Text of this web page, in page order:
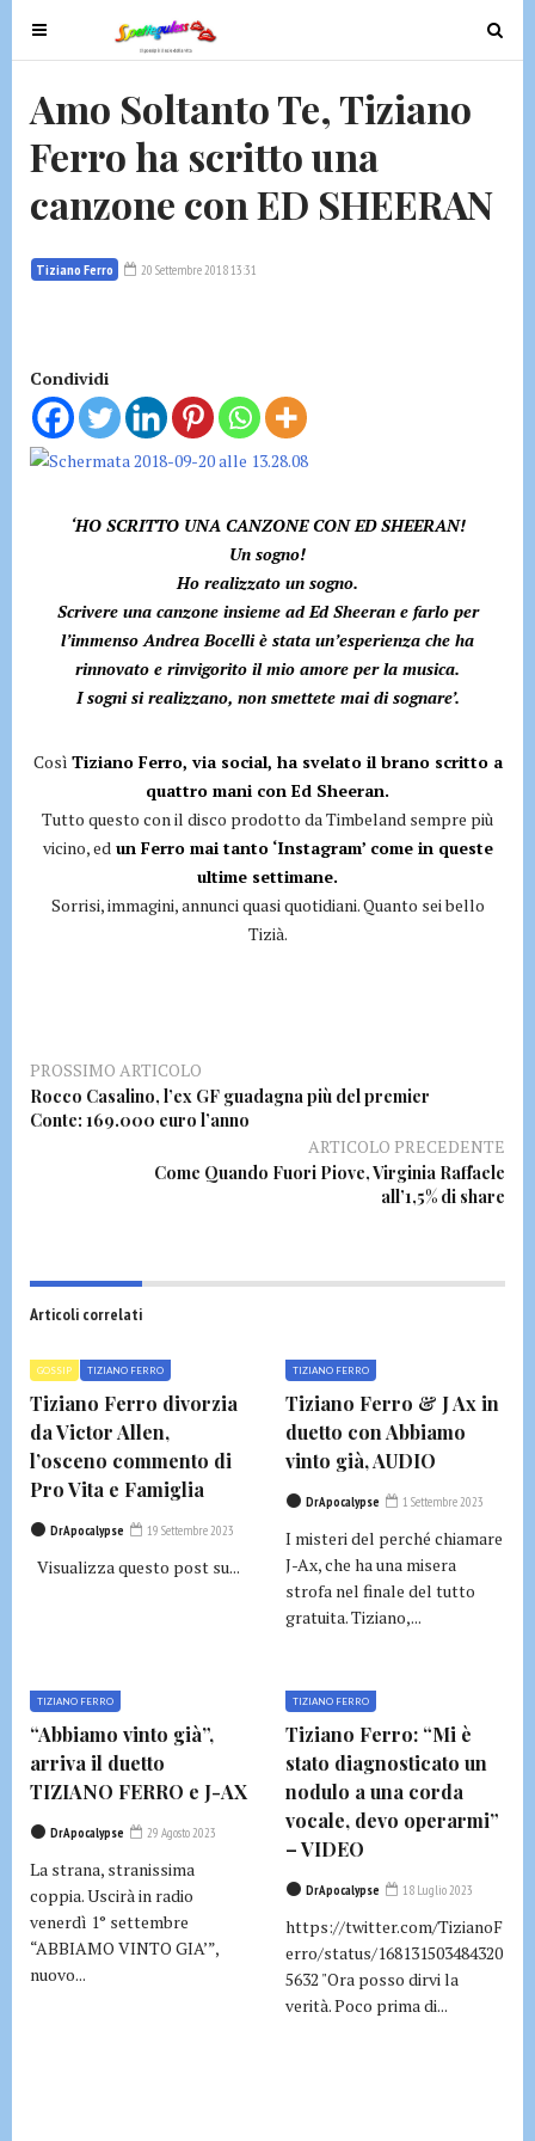
T
o
g
l
e
n
v
i
t
o
n
T
o
n
Amo Soltanto Te, Tiziano
Ferro ha scritto una
canzone con ED SHEERAN
Tiziano Ferro 20 Settembre 2018 13:31
Condividi
‘HO SCRITTO UNA CANZONE CON ED SHEERAN!
Un sogno!
Ho realizzato un sogno.
Scrivere una canzone insieme ad Ed Sheeran e farlo per
l’immenso Andrea Bocelli è stata un’esperienza che ha
rinnovato e rinvigorito il mio amore per la musica.
I sogni si realizzano, non smettete mai di sognare’.
Così Tiziano Ferro, via social, ha svelato il brano scritto a
quattro mani con Ed Sheeran.
Tutto questo con il disco prodotto da Timbeland sempre più
vicino, edun Ferro mai tanto ‘Instagram’ come in queste
ultime settimane.
Sorrisi, immagini, annunci quasi quotidiani. Quanto sei bello
Tizià.
PROSSIMO ARTICOLO
Rocco Casalino, l’ex GF guadagna più del premier
Conte: 169.000 euro l’anno
ARTICOLO PRECEDENTE
Come Quando Fuori Piove, Virginia Raffaele
all’1,5% di share
Articoli correlati
GOSSIP TIZIANO FERRO
Tiziano Ferro divorzia
da Victor Allen,
l’osceno commento di
Pro Vita e Famiglia
DrApocalypse 19 Settembre 2023
Visualizza questo post su...
TIZIANO FERRO
Tiziano Ferro & J Ax in
duetto con Abbiamo
vinto già, AUDIO
DrApocalypse 1 Settembre 2023
I misteri del perché chiamare
J-Ax, che ha una misera
strofa nel finale del tutto
gratuita. Tiziano,...
TIZIANO FERRO
“Abbiamo vinto già”,
arriva il duetto
TIZIANO FERRO e J-AX
DrApocalypse 29 Agosto 2023
La strana, stranissima
coppia. Uscirà in radio
venerdì 1° settembre
“ABBIAMO VINTO GIA’”,
nuovo...
TIZIANO FERRO
Tiziano Ferro: “Mi è
stato diagnosticato un
nodulo a una corda
vocale, devo operarmi”
– VIDEO
DrApocalypse 18 Luglio 2023
https://twitter.com/TizianoF
erro/status/168131503484320
5632 "Ora posso dirvi la
verità. Poco prima di...